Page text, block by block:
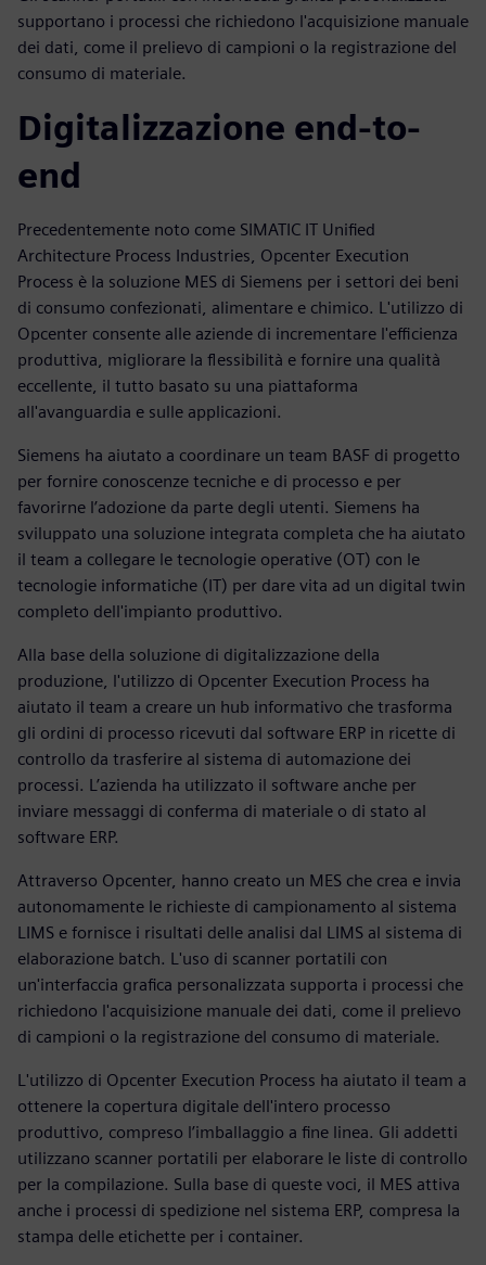
supportano i processi che richiedono l'acquisizione manuale
dei dati, come il prelievo di campioni o la registrazione del
consumo di materiale.
Digitalizzazione end-to-
end
Precedentemente noto come SIMATIC IT Unified
Architecture Process Industries, Opcenter Execution
Process è la soluzione MES di Siemens per i settori dei beni
di consumo confezionati, alimentare e chimico. L'utilizzo di
Opcenter consente alle aziende di incrementare l'efficienza
produttiva, migliorare la flessibilità e fornire una qualità
eccellente, il tutto basato su una piattaforma
all'avanguardia e sulle applicazioni.
Siemens ha aiutato a coordinare un team BASF di progetto
per fornire conoscenze tecniche e di processo e per
favorirne l’adozione da parte degli utenti. Siemens ha
sviluppato una soluzione integrata completa che ha aiutato
il team a collegare le tecnologie operative (OT) con le
tecnologie informatiche (IT) per dare vita ad un digital twin
completo dell'impianto produttivo.
Alla base della soluzione di digitalizzazione della
produzione, l'utilizzo di Opcenter Execution Process ha
aiutato il team a creare un hub informativo che trasforma
gli ordini di processo ricevuti dal software ERP in ricette di
controllo da trasferire al sistema di automazione dei
processi. L’azienda ha utilizzato il software anche per
inviare messaggi di conferma di materiale o di stato al
software ERP.
Attraverso Opcenter, hanno creato un MES che crea e invia
autonomamente le richieste di campionamento al sistema
LIMS e fornisce i risultati delle analisi dal LIMS al sistema di
elaborazione batch. L'uso di scanner portatili con
un'interfaccia grafica personalizzata supporta i processi che
richiedono l'acquisizione manuale dei dati, come il prelievo
di campioni o la registrazione del consumo di materiale.
L'utilizzo di Opcenter Execution Process ha aiutato il team a
ottenere la copertura digitale dell'intero processo
produttivo, compreso l’imballaggio a fine linea. Gli addetti
utilizzano scanner portatili per elaborare le liste di controllo
per la compilazione. Sulla base di queste voci, il MES attiva
anche i processi di spedizione nel sistema ERP, compresa la
stampa delle etichette per i container.